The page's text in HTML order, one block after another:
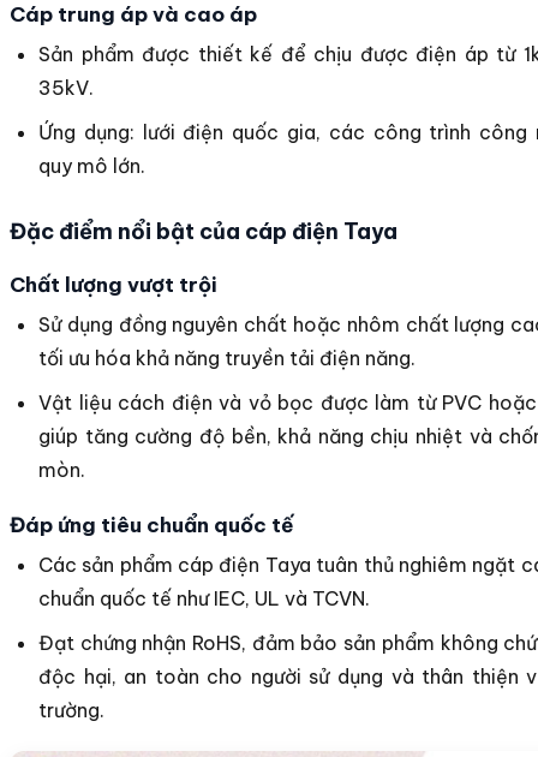
Cáp trung áp và cao áp
Sản phẩm được thiết kế để chịu được điện áp từ
35kV.
Ứng dụng: lưới điện quốc gia, các công trình công
quy mô lớn.
Đặc điểm nổi bật của cáp điện Taya
Chất lượng vượt trội
Sử dụng đồng nguyên chất hoặc nhôm chất lượng
tối ưu hóa khả năng truyền tải điện năng.
Vật liệu cách điện và vỏ bọc được làm từ PVC hoặc
giúp tăng cường độ bền, khả năng chịu nhiệt và
mòn.
Đáp ứng tiêu chuẩn quốc tế
Các sản phẩm cáp điện Taya tuân thủ nghiêm ngặt
chuẩn quốc tế như IEC, UL và TCVN.
Đạt chứng nhận RoHS, đảm bảo sản phẩm không
độc hại, an toàn cho người sử dụng và thân thiện
trường.